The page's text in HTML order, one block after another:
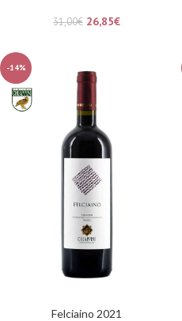
31,00€ 26,85€
-14%
Felciaino 2021